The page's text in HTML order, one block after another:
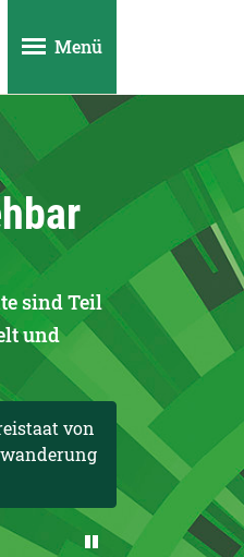
Menü
sind Teil
und
von